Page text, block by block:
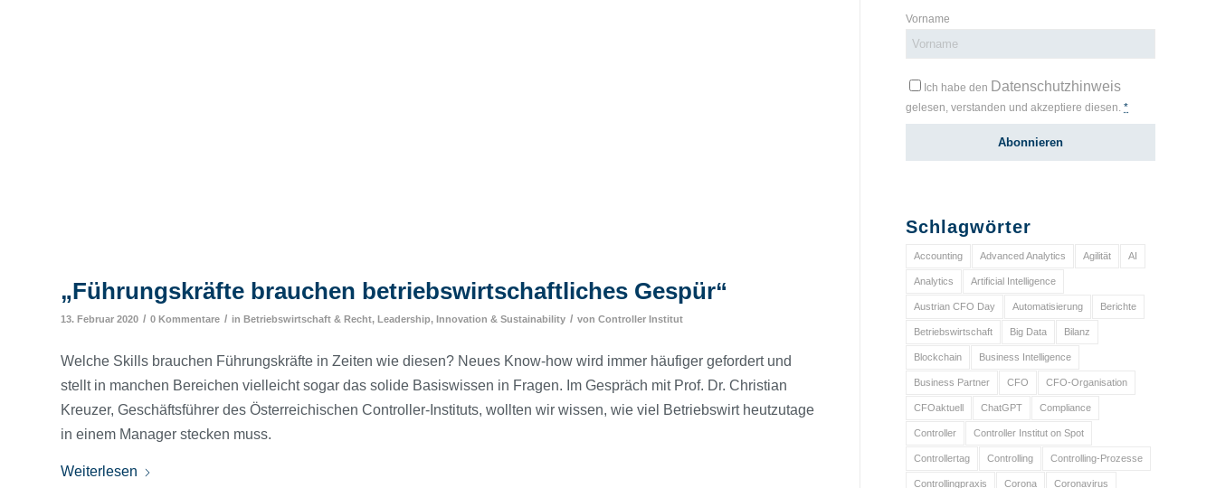
„Führungskräfte brauchen betriebswirtschaftliches Gespür“
13. Februar 2020 / 0 Kommentare / in Betriebswirtschaft & Recht, Leadership, Innovation & Sustainability / von Controller Institut
Welche Skills brauchen Führungskräfte in Zeiten wie diesen? Neues Know-how wird immer häufiger gefordert und
stellt in manchen Bereichen vielleicht sogar das solide Basiswissen in Fragen. Im Gespräch mit Prof. Dr. Christian
Kreuzer, Geschäftsführer des Österreichischen Controller-Instituts, wollten wir wissen, wie viel Betriebswirt heutzutage
in einem Manager stecken muss.
Weiterlesen
Vorname
Ich habe den Datenschutzhinweis
gelesen, verstanden und akzeptiere diesen.*
Schlagwörter
Accounting Advanced Analytics Agilität AI
Analytics Artificial Intelligence
Austrian CFO Day Automatisierung Berichte
Betriebswirtschaft Big Data Bilanz
Blockchain Business Intelligence
Business Partner CFO CFO-Organisation
CFOaktuell ChatGPT Compliance
Controller Controller Institut on Spot
Controllertag Controlling Controlling-Prozesse
Controllingpraxis Corona Coronavirus